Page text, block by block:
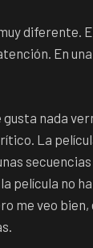
diferente.
En
gusta nada
La
película no
me veo